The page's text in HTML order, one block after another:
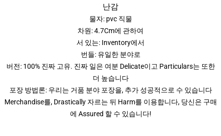
난감
물자: pvc 직물
차원: 4.7Cm에 관하여
서 있는: Inventory에서
번들: 유일한 분야로
버전: 100% 진짜 고유. 진짜 일은 여분 Delicate이고 Particulars는 또한
더 높습니다
포장 방법론: 우리는 거품 분야 포장을, 추가 성공적으로 수 있습니다
Merchandise를, Drastically 자르는 뒤 Harm를 이용합니다, 당신은 구매
에 Assured 할 수 있습니다!